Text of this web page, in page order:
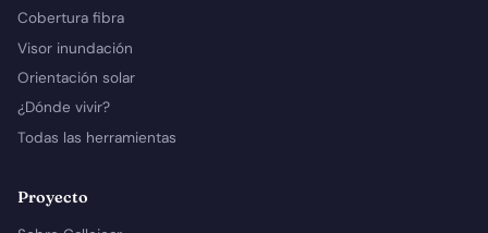
Cobertura fibra
Visor inundación
Orientación solar
¿Dónde vivir?
Todas las herramientas
Proyecto